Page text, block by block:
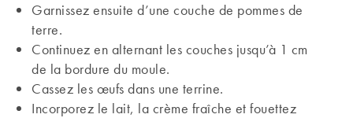
Garnissez ensuite d’une couche de pommes de
terre.
Continuez en alternant les couches jusqu’à 1 cm
de la bordure du moule.
Cassez les œufs dans une terrine.
Incorporez le lait, la crème fraîche et fouettez